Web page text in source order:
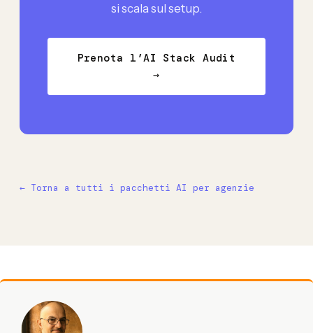
si scala sul setup.
Prenota l’AI Stack Audit
→
← Torna a tutti i pacchetti AI per agenzie